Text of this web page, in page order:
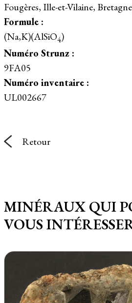
Fougères, Ille-et-Vilaine,
Formule :
(Na,K)(AlSiO4)
Numéro Strunz :
9FA05
Numéro inventaire :
UL002667
Retour
MINÉRAUX QUI
VOUS